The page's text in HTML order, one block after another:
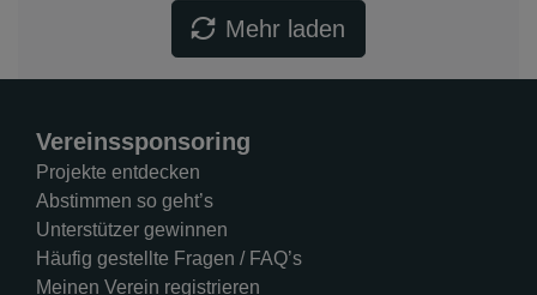
Mehr laden
Vereinssponsoring
Projekte entdecken
Abstimmen so geht’s
Unterstützer gewinnen
Häufig gestellte Fragen / FAQ’s
Meinen Verein registrieren